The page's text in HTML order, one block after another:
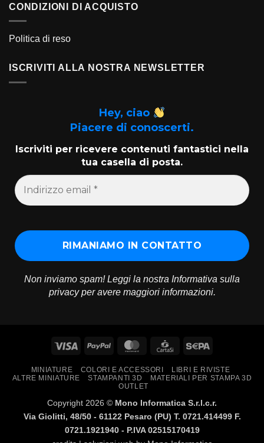
CONDIZIONI DI ACQUISTO
Politica di reso
ISCRIVITI ALLA NOSTRA NEWSLETTER
Hey, ciao
Piacere di conoscerti.
Iscriviti per ricevere contenuti fantastici nella
tua casella di posta.
Non inviamo spam! Leggi la nostra Informativa sulla
privacyper avere maggiori informazioni.
Visa PayPal MasterCardCartaSi
MINIATURE COLORI E ACCESSORI
LIBRI E RIVISTE
ALTRE MINIATURE
STAMPANTI 3D
MATERIALI PER STAMPA 3D
OUTLET
Copyright 2026 © Mono Informatica S.r.l.c.r.
Via Giolitti, 48/50 - 61122 Pesaro (PU) T. 0721.414499 F.
0721.1921940 - P.IVA 02515170419